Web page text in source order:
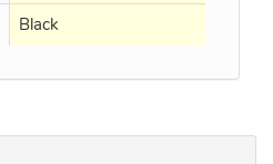
Black